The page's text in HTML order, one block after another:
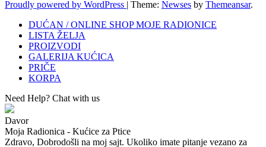
Proudly powered by WordPress | Theme: Newses by Themeansar.
DUĆAN / ONLINE SHOP MOJE RADIONICE
LISTA ŽELJA
PROIZVODI
GALERIJA KUĆICA
PRIČE
KORPA
Need Help? Chat with us
Davor
Moja Radionica - Kućice za Ptice
Zdravo, Dobrodošli na moj sajt. Ukoliko imate pitanje vezano za